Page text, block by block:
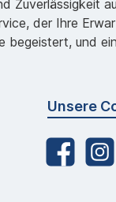
Zuverlässigkeit
der Ihre
begeistert, und
Unsere